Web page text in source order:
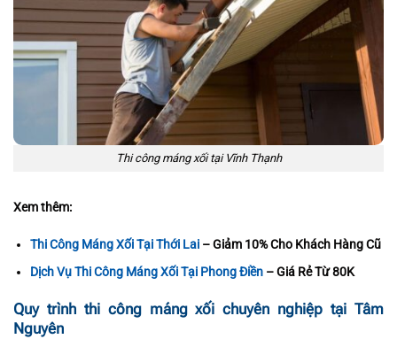
Thi công máng xối tại Vĩnh Thạnh
Xem thêm:
Thi Công Máng Xối Tại Thới Lai– Giảm 10% Cho Khách Hàng Cũ
Dịch Vụ Thi Công Máng Xối Tại Phong Điền– Giá Rẻ Từ 80K
Quy trình thi công máng xối chuyên nghiệp tại Tâm
Nguyên